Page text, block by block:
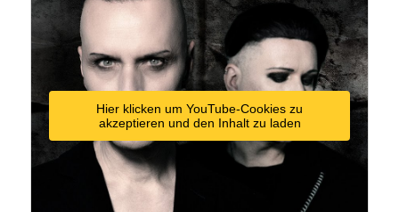
Hier klicken um YouTube-Cookies zu
akzeptieren und den Inhalt zu laden